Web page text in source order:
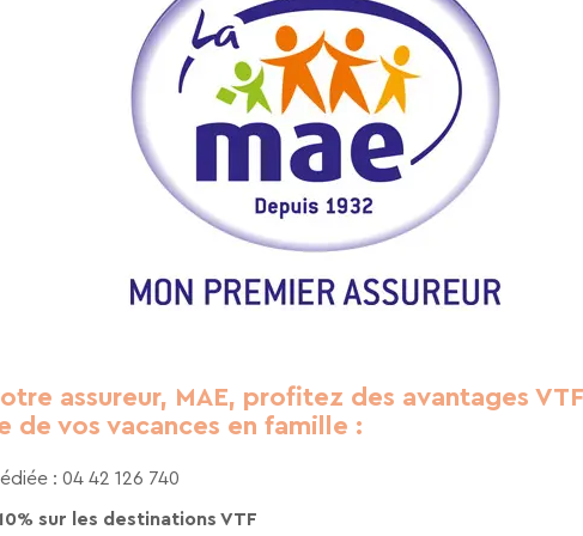
assureur, MAE, profitez des avantages
de vos vacances en famille :
: 04 42 126 740
sur les destinations VTF
de recevoir la newsletter de VTF. Vous
l’aide des liens de désinscription ou en écrivant
d’info sur notre politique de confidentialité sur la